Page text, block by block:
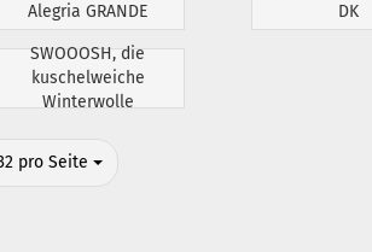
Alegria GRANDE
DK
SWOOOSH, die
kuschelweiche
Winterwolle
pro Seite
Seite